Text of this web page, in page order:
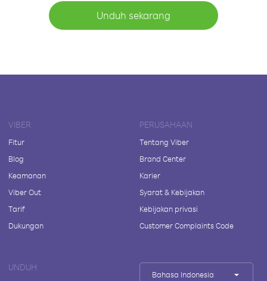
Unduh sekarang
VIBER
Fitur
Blog
Keamanan
Viber Out
Tarif
Dukungan
PERUSAHAAN
Tentang Viber
Brand Center
Karier
Syarat & Kebijakan
Kebijakan privasi
Customer Complaints Code
UNDUH
Bahasa Indonesia